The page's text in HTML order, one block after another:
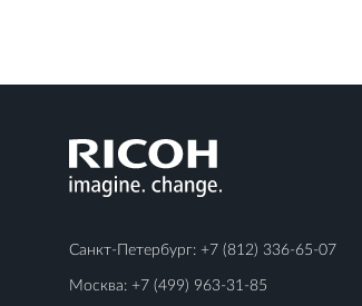
Санкт-Петербург: +7 (812) 336-65-07
Москва: +7 (499) 963-31-85